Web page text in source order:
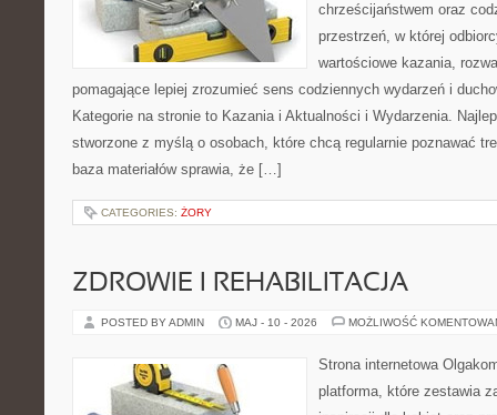
chrześcijaństwem oraz
przestrzeń, w której
wartościowe kazania,
pomagające lepiej zrozumieć sens codziennych wydarzeń i
Kategorie na stronie to Kazania i Aktualności i Wydarzenia.
stworzone z myślą o osobach, które chcą regularnie poznawać
baza materiałów sprawia, że […]
CATEGORIES: ŻORY
ZDROWIE I REHABILITACJA
POSTED BY ADMIN MAJ - 10 - 2026 MOŻLIWOŚĆ
Strona internetowa
platforma, które zestawia